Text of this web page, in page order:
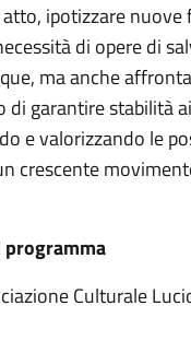
ipotizzare
di opere di
ma anche
garantire stabilità
e valorizzando le
crescente
programma
Culturale